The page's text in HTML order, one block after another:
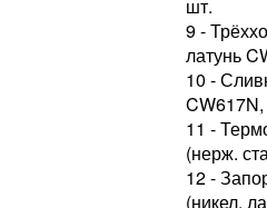
шт.
9 -
латунь
10 -
CW617N,
11 -
(нерж.
12 -
(никел.